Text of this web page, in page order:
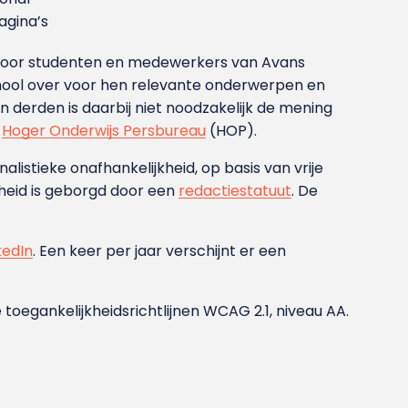
studenten en medewerkers van Avans
over voor hen relevante onderwerpen en
is daarbij niet noodzakelijk de mening
Hoger Onderwijs Persbureau (HOP).
onafhankelijkheid, op basis van vrije
is geborgd door een redactiestatuut. De
. Een keer per jaar verschijnt er een
WCAG 2.1, niveau AA.